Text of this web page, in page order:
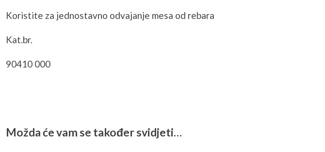
Koristite za jednostavno odvajanje mesa od rebara
Kat.br.
90410 000
Možda će vam se također svidjeti…